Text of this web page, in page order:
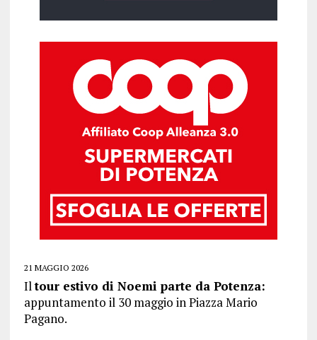
21 MAGGIO 2026
Iltour estivo di Noemi parte da Potenza:
appuntamento il 30 maggio in Piazza Mario
Pagano.